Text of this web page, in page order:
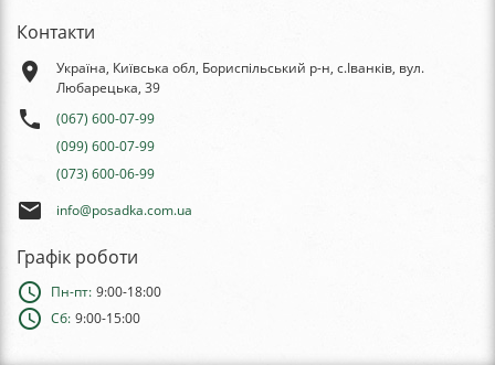
Контакти
place
Україна, Київська обл, Бориспільський р-н, с.Іванків, вул.
Любарецька, 39
phone
(067) 600-07-99
(099) 600-07-99
(073) 600-06-99
email info@posadka.com.ua
Графік роботи
schedule Пн-пт: 9:00-18:00
schedule Сб: 9:00-15:00